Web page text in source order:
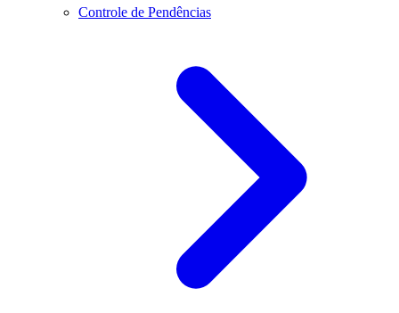
Controle de Pendências